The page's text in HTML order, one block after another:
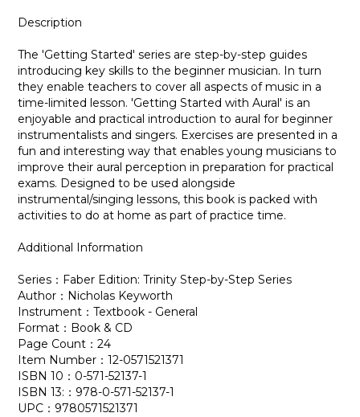
Description
The 'Getting Started' series are step-by-step guides
introducing key skills to the beginner musician. In turn
they enable teachers to cover all aspects of music in a
time-limited lesson. 'Getting Started with Aural' is an
enjoyable and practical introduction to aural for beginner
instrumentalists and singers. Exercises are presented in a
fun and interesting way that enables young musicians to
improve their aural perception in preparation for practical
exams. Designed to be used alongside
instrumental/singing lessons, this book is packed with
activities to do at home as part of practice time.
Additional Information
Series：Faber Edition: Trinity Step-by-Step Series
Author：Nicholas Keyworth
Instrument：Textbook - General
Format：Book & CD
Page Count：24
Item Number：12-0571521371
ISBN 10：0-571-52137-1
ISBN 13:：978-0-571-52137-1
UPC：9780571521371